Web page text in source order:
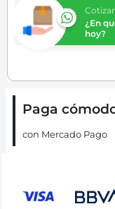
¿En
hoy?
Paga
con Mercado Pago